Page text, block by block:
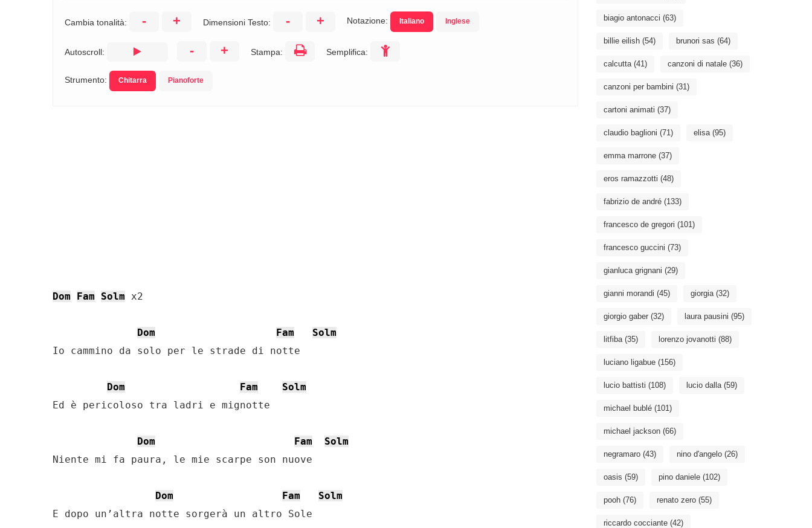
Cambia tonalità: - + Dimensioni Testo: - + Notazione: Italiano Inglese
Autoscroll: - + Stampa: Semplifica:
Strumento: Chitarra Pianoforte
Dom Fam Solm x2
Dom Fam
Solm
Io cammino da solo per le strade di notte
Dom Fam
Solm
Ed è pericoloso tra ladri e mignotte
Dom Fam
Solm
Niente mi fa paura, le mie scarpe son nuove
Dom Fam
Solm
E dopo un’altra notte sorgerà un altro Sole
biagio antonacci (63)
billie eilish (54) brunori sas (64)
calcutta(41) canzoni di natale (36)
canzoni per bambini (31)
cartoni animati (37)
claudio baglioni (71) elisa(95)
emma marrone (37)
eros ramazzotti (48)
fabrizio de andré (133)
francesco de gregori (101)
francesco guccini (73)
gianluca grignani (29)
gianni morandi (45) giorgia(32)
giorgio gaber (32) laura pausini (95)
litfiba(35) lorenzo jovanotti (88)
luciano ligabue (156)
lucio battisti (108) lucio dalla(59)
michael bublé (101)
michael jackson (66)
negramaro (43) nino d'angelo (26)
oasis (59) pino daniele (102)
pooh (76) renato zero (55)
riccardo cocciante (42)